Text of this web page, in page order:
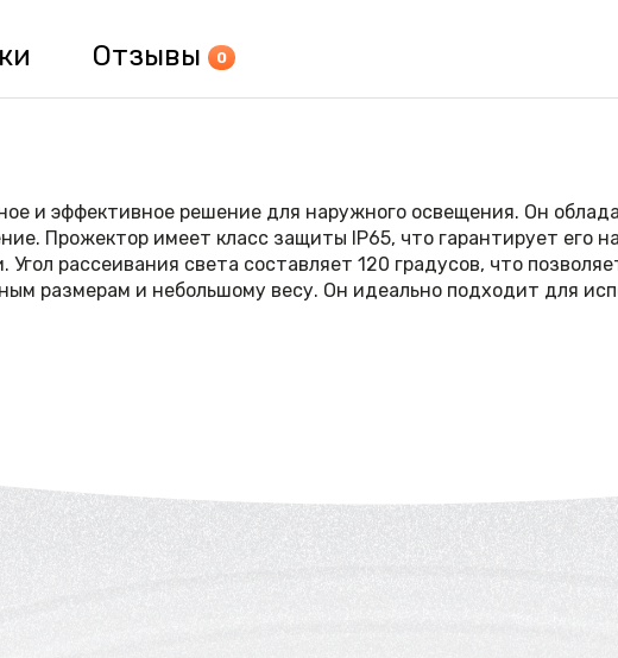
Отзывы 0
и эффективное решение для наружного освещения. Он
Прожектор имеет класс защиты IP65, что гарантирует его
рассеивания света составляет 120 градусов, что
размерам и небольшому весу. Он идеально подходит для